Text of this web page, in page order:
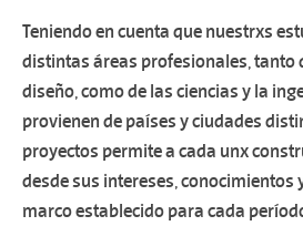
Teniendo en cuenta que nuestrxs
distintas áreas profesionales, tanto
diseño, como de las ciencias y la
provienen de países y ciudades
proyectos permite a cada unx
desde sus intereses, conocimientos
marco establecido para cada